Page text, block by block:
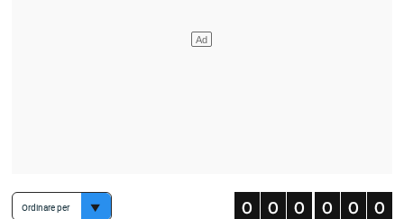
Ordinare per